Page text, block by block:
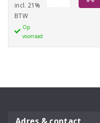
incl. 21%
BTW
Op
voorraad